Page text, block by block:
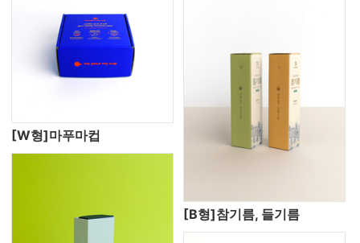
[W형]마푸마컵
[B형]참기름, 들기름